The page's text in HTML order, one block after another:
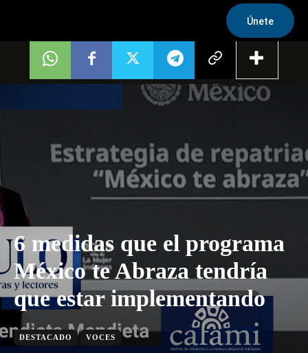
Únete
6 medidas que el programa
México te Abraza tendría
que estar implementando
DESTACADO VOCES